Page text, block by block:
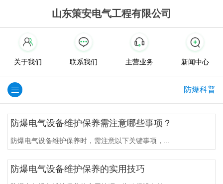
山东策安电气工程有限公司
关于我们 联系我们 主营业务 新闻中心
防爆科普
防爆电气设备维护保养需注意哪些事项？
防爆电气设备维护保养时，需注意以下关键事项，...
防爆电气设备维护保养的实用技巧